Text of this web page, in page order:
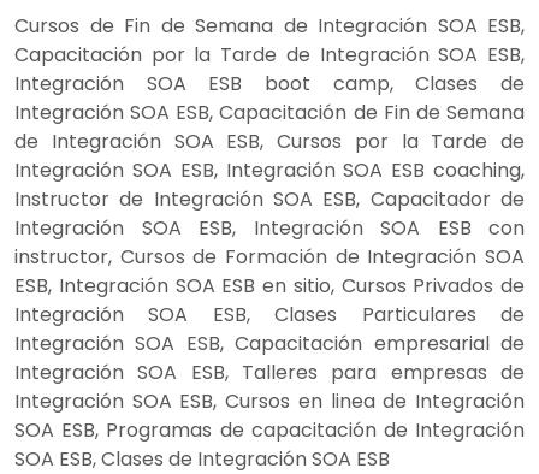
Cursos de Fin de Semana de Integración SOA ESB,
Capacitación por la Tarde de Integración SOA ESB,
Integración SOA ESB boot camp, Clases de
Integración SOA ESB, Capacitación de Fin de Semana
de Integración SOA ESB, Cursos por la Tarde de
Integración SOA ESB, Integración SOA ESB coaching,
Instructor de Integración SOA ESB, Capacitador de
Integración SOA ESB, Integración SOA ESB con
instructor, Cursos de Formación de Integración SOA
ESB, Integración SOA ESB en sitio, Cursos Privados de
Integración SOA ESB, Clases Particulares de
Integración SOA ESB, Capacitación empresarial de
Integración SOA ESB, Talleres para empresas de
Integración SOA ESB, Cursos en linea de Integración
SOA ESB, Programas de capacitación de Integración
SOA ESB, Clases de Integración SOA ESB